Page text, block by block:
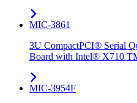
MIC-3861
3U CompactPCI® Serial
Board with Intel® X710
MIC-3954F